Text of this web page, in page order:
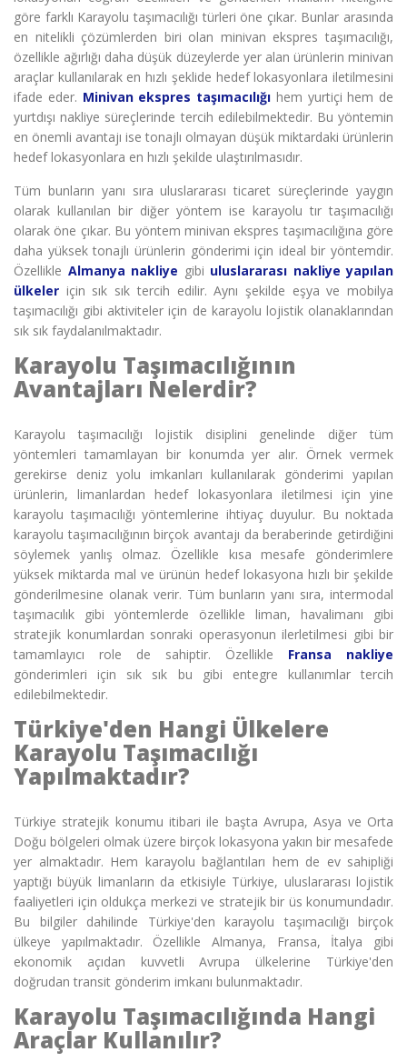
göre farklı Karayolu taşımacılığı türleri öne çıkar. Bunlar arasında
en nitelikli çözümlerden biri olan minivan ekspres taşımacılığı,
özellikle ağırlığı daha düşük düzeylerde yer alan ürünlerin minivan
araçlar kullanılarak en hızlı şeklide hedef lokasyonlara iletilmesini
ifade eder. Minivan ekspres taşımacılığı hem yurtiçi hem de
yurtdışı nakliye süreçlerinde tercih edilebilmektedir. Bu yöntemin
en önemli avantajı ise tonajlı olmayan düşük miktardaki ürünlerin
hedef lokasyonlara en hızlı şekilde ulaştırılmasıdır.
Tüm bunların yanı sıra uluslararası ticaret süreçlerinde yaygın
olarak kullanılan bir diğer yöntem ise karayolu tır taşımacılığı
olarak öne çıkar. Bu yöntem minivan ekspres taşımacılığına göre
daha yüksek tonajlı ürünlerin gönderimi için ideal bir yöntemdir.
Özellikle Almanya nakliye gibi uluslararası nakliye yapılan
ülkeler için sık sık tercih edilir. Aynı şekilde eşya ve mobilya
taşımacılığı gibi aktiviteler için de karayolu lojistik olanaklarından
sık sık faydalanılmaktadır.
Karayolu Taşımacılığının
Avantajları Nelerdir?
Karayolu taşımacılığı lojistik disiplini genelinde diğer tüm
yöntemleri tamamlayan bir konumda yer alır. Örnek vermek
gerekirse deniz yolu imkanları kullanılarak gönderimi yapılan
ürünlerin, limanlardan hedef lokasyonlara iletilmesi için yine
karayolu taşımacılığı yöntemlerine ihtiyaç duyulur. Bu noktada
karayolu taşımacılığının birçok avantajı da beraberinde getirdiğini
söylemek yanlış olmaz. Özellikle kısa mesafe gönderimlere
yüksek miktarda mal ve ürünün hedef lokasyona hızlı bir şekilde
gönderilmesine olanak verir. Tüm bunların yanı sıra, intermodal
taşımacılık gibi yöntemlerde özellikle liman, havalimanı gibi
stratejik konumlardan sonraki operasyonun ilerletilmesi gibi bir
tamamlayıcı role de sahiptir. Özellikle Fransa nakliye
gönderimleri için sık sık bu gibi entegre kullanımlar tercih
edilebilmektedir.
Türkiye'den Hangi Ülkelere
Karayolu Taşımacılığı
Yapılmaktadır?
Türkiye stratejik konumu itibari ile başta Avrupa, Asya ve Orta
Doğu bölgeleri olmak üzere birçok lokasyona yakın bir mesafede
yer almaktadır. Hem karayolu bağlantıları hem de ev sahipliği
yaptığı büyük limanların da etkisiyle Türkiye, uluslararası lojistik
faaliyetleri için oldukça merkezi ve stratejik bir üs konumundadır.
Bu bilgiler dahilinde Türkiye'den karayolu taşımacılığı birçok
ülkeye yapılmaktadır. Özellikle Almanya, Fransa, İtalya gibi
ekonomik açıdan kuvvetli Avrupa ülkelerine Türkiye'den
doğrudan transit gönderim imkanı bulunmaktadır.
Karayolu Taşımacılığında Hangi
Araçlar Kullanılır?